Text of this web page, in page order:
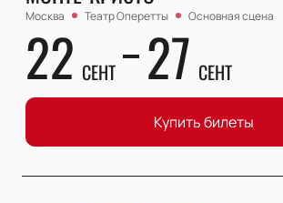
Москва Театр Оперетты Основная сцена
22 СЕНТ 27 СЕНТ
Купить билеты